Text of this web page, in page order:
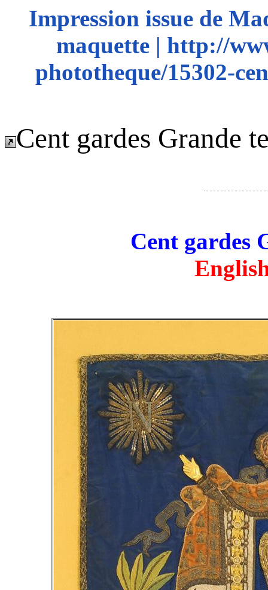
Impression issue de
maquette | http://
phototheque/15302-
Cent gardes Grande
Cent gardes